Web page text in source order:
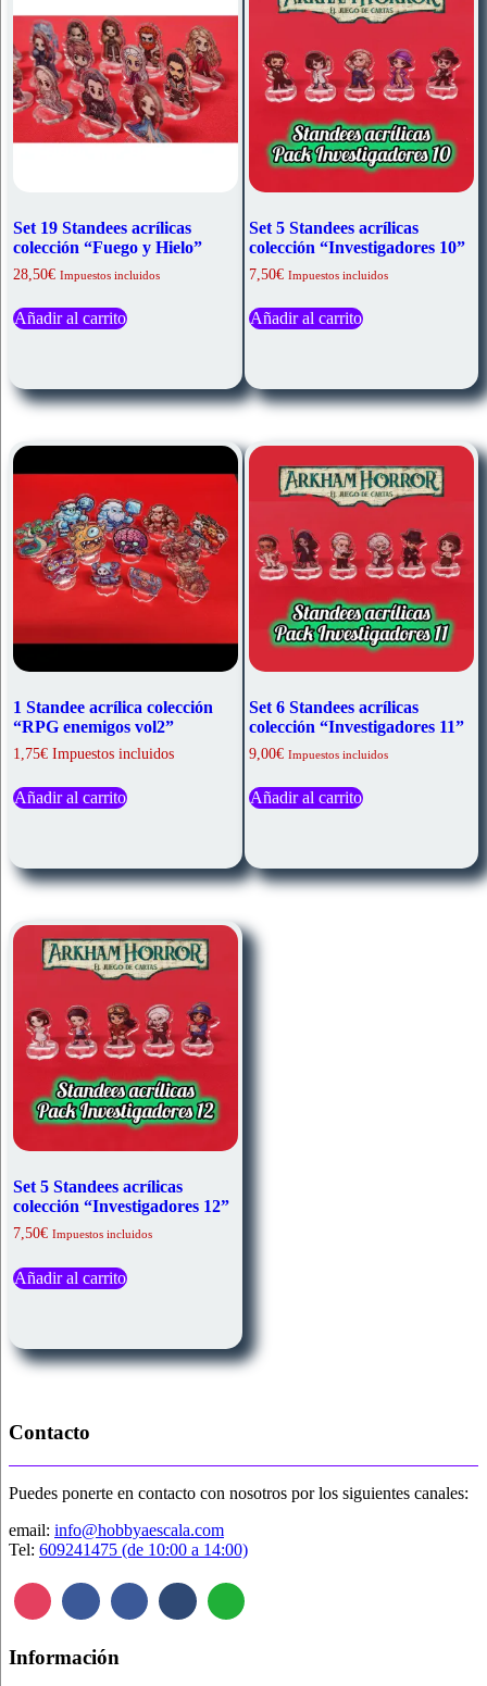
Set 19 Standees acrílicas
colección “Fuego y Hielo”
28,50€ Impuestos incluidos
Añadir al carrito
Set 5 Standees acrílicas
colección “Investigadores 10”
7,50€ Impuestos incluidos
Añadir al carrito
1 Standee acrílica colección
“RPG enemigos vol2”
1,75€ Impuestos incluidos
Añadir al carrito
Set 6 Standees acrílicas
colección “Investigadores 11”
9,00€ Impuestos incluidos
Añadir al carrito
Set 5 Standees acrílicas
colección “Investigadores 12”
7,50€ Impuestos incluidos
Añadir al carrito
Contacto
Puedes ponerte en contacto con nosotros por los siguientes canales:
email: info@hobbyaescala.com
Tel: 609241475 (de 10:00 a 14:00)
Información